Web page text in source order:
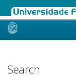
Skip
Search